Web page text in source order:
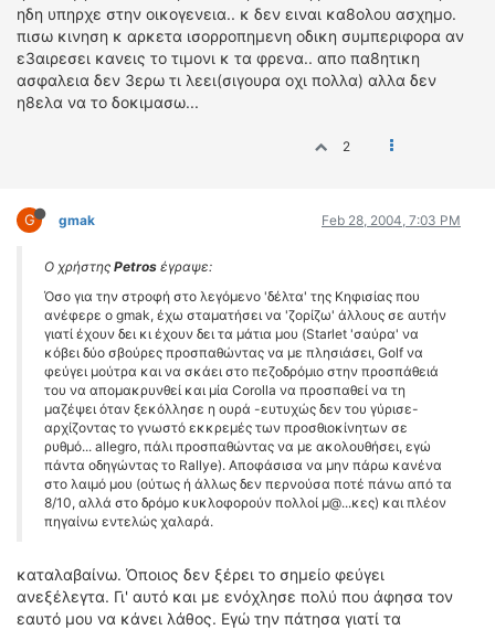
ηδη υπηρχε στην οικογενεια.. κ δεν ειναι κα8ολου ασχημο.
πισω κινηση κ αρκετα ισορροπημενη οδικη συμπεριφορα αν
ε3αιρεσει κανεις το τιμονι κ τα φρενα.. απο πα8ητικη
ασφαλεια δεν 3ερω τι λεει(σιγουρα οχι πολλα) αλλα δεν
η8ελα να το δοκιμασω...
2
G gmak Feb 28, 2004, 7:03 PM
Ο χρήστης Petros έγραψε:
Όσο για την στροφή στο λεγόμενο 'δέλτα' της Κηφισίας που
ανέφερε ο gmak, έχω σταματήσει να 'ζορίζω' άλλους σε αυτήν
γιατί έχουν δει κι έχουν δει τα μάτια μου (Starlet 'σαύρα' να
κόβει δύο σβούρες προσπαθώντας να με πλησιάσει, Golf να
φεύγει μούτρα και να σκάει στο πεζοδρόμιο στην προσπάθειά
του να απομακρυνθεί και μία Corolla να προσπαθεί να τη
μαζέψει όταν ξεκόλλησε η ουρά -ευτυχώς δεν του γύρισε-
αρχίζοντας το γνωστό εκκρεμές των προσθιοκίνητων σε
ρυθμό... allegro, πάλι προσπαθώντας να με ακολουθήσει, εγώ
πάντα οδηγώντας το Rallye). Αποφάσισα να μην πάρω κανένα
στο λαιμό μου (ούτως ή άλλως δεν περνούσα ποτέ πάνω από τα
8/10, αλλά στο δρόμο κυκλοφορούν πολλοί μ@...κες) και πλέον
πηγαίνω εντελώς χαλαρά.
καταλαβαίνω. Όποιος δεν ξέρει το σημείο φεύγει
ανεξέλεγτα. Γι' αυτό και με ενόχλησε πολύ που άφησα τον
εαυτό μου να κάνει λάθος. Εγώ την πάτησα γιατί τα